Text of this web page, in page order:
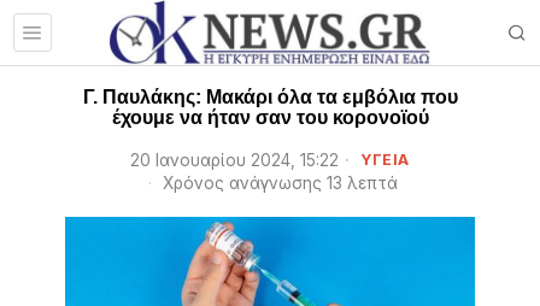
Γ. Παυλάκης: Μακάρι όλα τα εμβόλια που
έχουμε να ήταν σαν του κορονοϊού
20 Ιανουαρίου 2024, 15:22 ΥΓΕΙΑ
Χρόνος ανάγνωσης 13 λεπτά